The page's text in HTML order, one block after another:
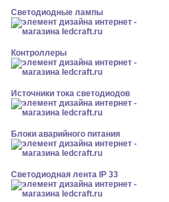
Светодиодные лампы
Контроллеры
Источники тока светодиодов
Блоки аварийного питания
Светодиодная лента IP 33